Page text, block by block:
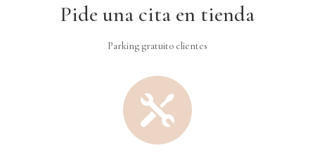
Pide una cita en tienda
Parking gratuito clientes
